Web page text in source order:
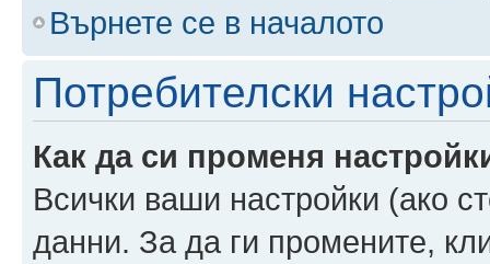
Върнете се в началото
Потребителски
Как да си променя
Всички ваши настройки (ако
данни. За да ги промените,